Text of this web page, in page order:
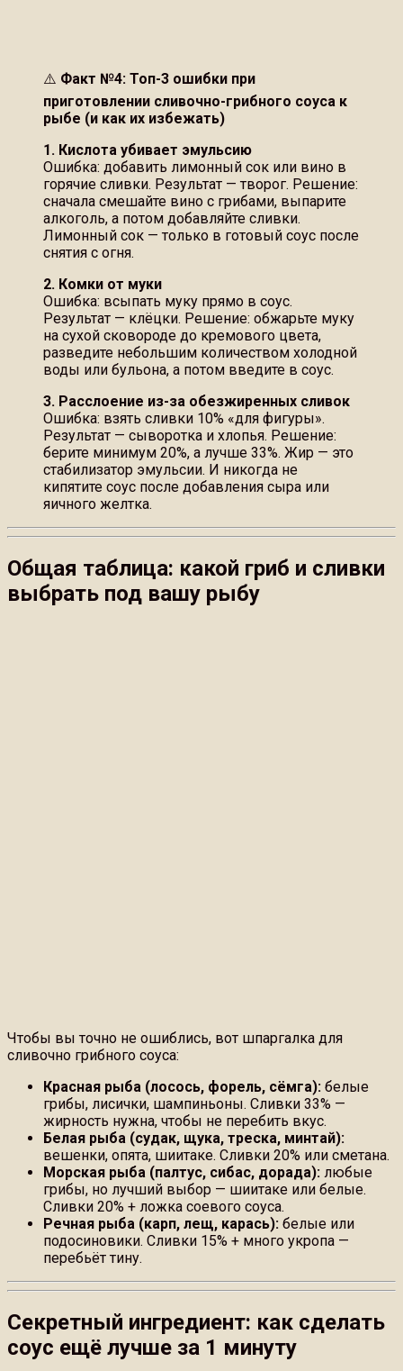
⚠️ Факт №4: Топ-3 ошибки при
приготовлении сливочно-грибного соуса к
рыбе (и как их избежать)
1. Кислота убивает эмульсию
Ошибка: добавить лимонный сок или вино в
горячие сливки. Результат — творог. Решение:
сначала смешайте вино с грибами, выпарите
алкоголь, а потом добавляйте сливки.
Лимонный сок — только в готовый соус после
снятия с огня.
2. Комки от муки
Ошибка: всыпать муку прямо в соус.
Результат — клёцки. Решение: обжарьте муку
на сухой сковороде до кремового цвета,
разведите небольшим количеством холодной
воды или бульона, а потом введите в соус.
3. Расслоение из-за обезжиренных сливок
Ошибка: взять сливки 10% «для фигуры».
Результат — сыворотка и хлопья. Решение:
берите минимум 20%, а лучше 33%. Жир — это
стабилизатор эмульсии. И никогда не
кипятите соус после добавления сыра или
яичного желтка.
Общая таблица: какой гриб и сливки
выбрать под вашу рыбу
Чтобы вы точно не ошиблись, вот шпаргалка для
сливочно грибного соуса:
Красная рыба (лосось, форель, сёмга): белые
грибы, лисички, шампиньоны. Сливки 33% —
жирность нужна, чтобы не перебить вкус.
Белая рыба (судак, щука, треска, минтай):
вешенки, опята, шиитаке. Сливки 20% или сметана.
Морская рыба (палтус, сибас, дорада): любые
грибы, но лучший выбор — шиитаке или белые.
Сливки 20% + ложка соевого соуса.
Речная рыба (карп, лещ, карась): белые или
подосиновики. Сливки 15% + много укропа —
перебьёт тину.
Секретный ингредиент: как сделать
соус ещё лучше за 1 минуту